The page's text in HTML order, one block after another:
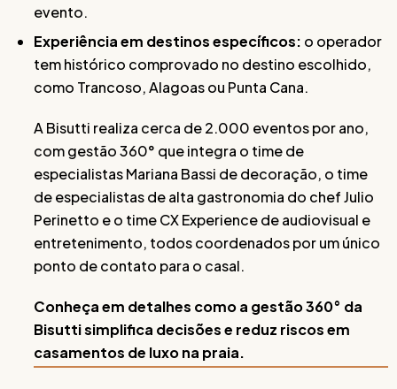
evento.
Experiência em destinos específicos: o operador
tem histórico comprovado no destino escolhido,
como Trancoso, Alagoas ou Punta Cana.
A Bisutti realiza cerca de 2.000 eventos por ano,
com gestão 360° que integra o time de
especialistas Mariana Bassi de decoração, o time
de especialistas de alta gastronomia do chef Julio
Perinetto e o time CX Experience de audiovisual e
entretenimento, todos coordenados por um único
ponto de contato para o casal.
Conheça em detalhes como a gestão 360° da
Bisutti simplifica decisões e reduz riscos em
casamentos de luxo na praia.